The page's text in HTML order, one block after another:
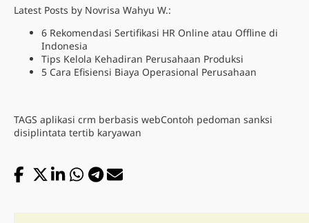
Latest Posts by Novrisa Wahyu W.:
6 Rekomendasi Sertifikasi HR Online atau Offline di
Indonesia
Tips Kelola Kehadiran Perusahaan Produksi
5 Cara Efisiensi Biaya Operasional Perusahaan
TAGS aplikasi crm berbasis webContoh pedoman sanksi
disiplintata tertib karyawan